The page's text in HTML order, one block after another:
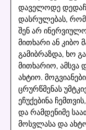
დაველოდე
დასრულებას, რომ
შენ არ
მითხარი ან კიბო
გამიბრაზდა, ხო
მითხარიო, ამსვა
ახტიო.
ცრურწმენას
ეჩუქებინა
და რამდენიმე
მოსვლასა და